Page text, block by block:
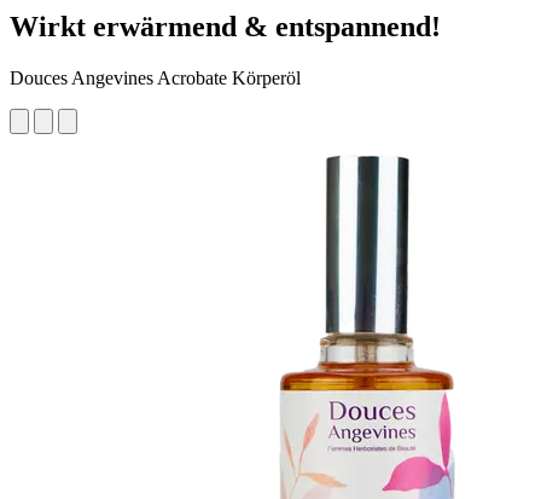
Wirkt erwärmend & entspannend!
Douces Angevines Acrobate Körperöl